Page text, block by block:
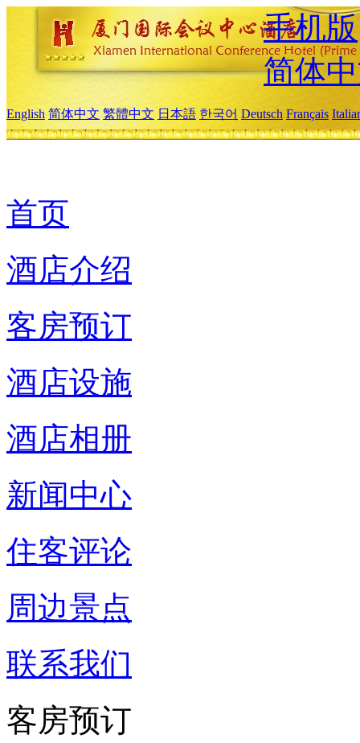
手机版
简体
English 简体中文 繁體中文 日本語 한국어 Deutsch Français
首页
酒店介绍
客房预订
酒店设施
酒店相册
新闻中心
住客评论
周边景点
联系我们
客房预订